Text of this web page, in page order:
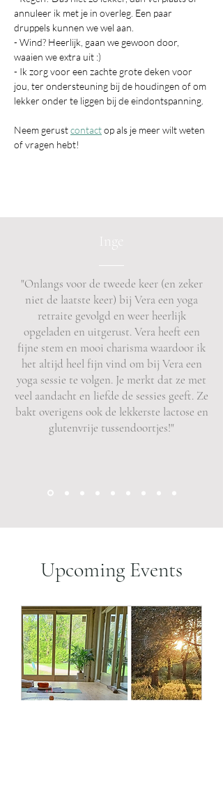
annuleer ik met je in overleg. Een paar
druppels kunnen we wel aan.
- Wind? Heerlijk, gaan we gewoon door,
waaien we extra uit :)
- Ik zorg voor een zachte grote deken voor
jou, ter ondersteuning bij de houdingen of om
lekker onder te liggen bij de eindontspanning.
Neem gerust contact op als je meer wilt weten
of vragen hebt!
Inge
"Onlangs voor de tweede keer (en zeker
niet de laatste keer) bij Vera een yoga
retraite gevolgd en weer heerlijk
opgeladen en uitgerust. Vera heeft een
fijne stem en mooi charisma waardoor ik
het altijd heel fijn vind om bij Vera een
yoga sessie te volgen. Je merkt dat ze met
veel aandacht en liefde de sessies geeft. Ze
bakt overigens ook de lekkerste lactose en
glutenvrije tussendoortjes!"
Upcoming Events